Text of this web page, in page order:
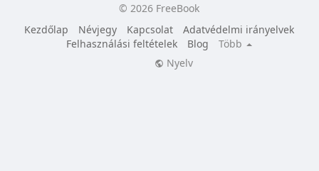
© 2026 FreeBook
Kezdőlap
Névjegy Kapcsolat
Adatvédelmi irányelvek
Felhasználási feltételek
Blog
Több
Nyelv